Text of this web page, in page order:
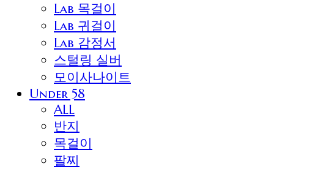
Lab 목걸이
Lab 귀걸이
Lab 감정서
스털링 실버
모이사나이트
Under 58
ALL
반지
목걸이
팔찌